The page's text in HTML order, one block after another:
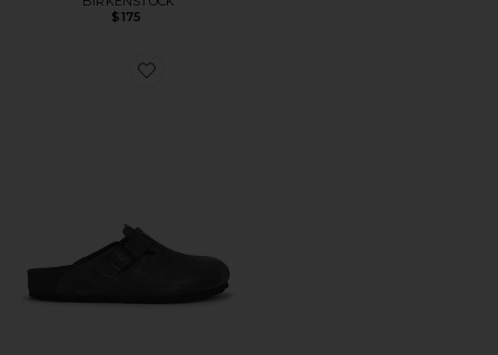
$175
Favorite САНДАЛИИ BOSTON